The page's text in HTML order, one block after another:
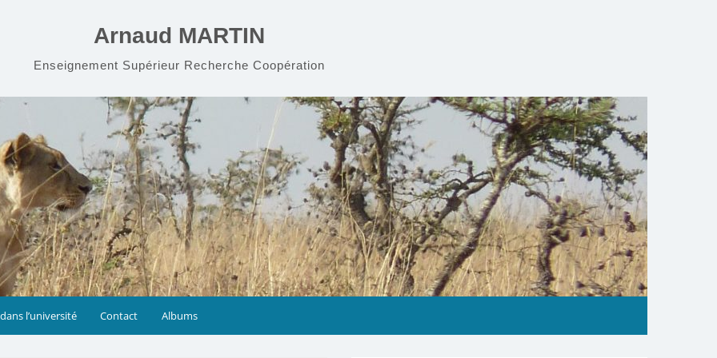
Arnaud MARTIN
Enseignement Supérieur Recherche Coopération
l’université Contact Albums